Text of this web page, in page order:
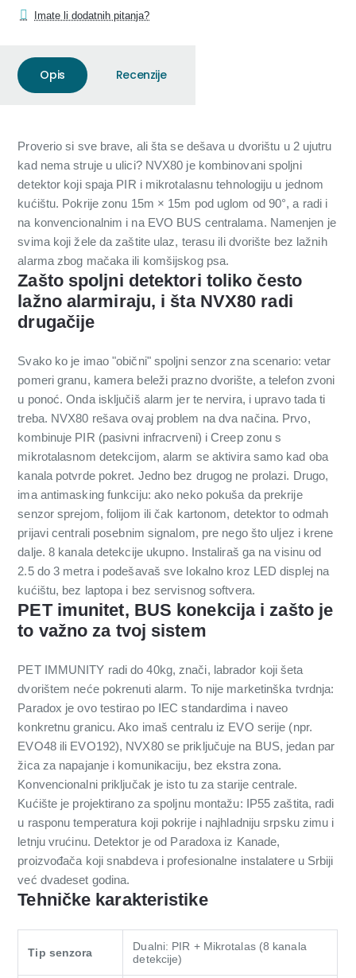
Imate li dodatnih pitanja?
Opis Recenzije
Proverio si sve brave, ali šta se dešava u dvorištu u 2 ujutru
kad nema struje u ulici? NVX80 je kombinovani spoljni
detektor koji spaja PIR i mikrotalasnu tehnologiju u jednom
kućištu. Pokrije zonu 15m × 15m pod uglom od 90°, a radi i
na konvencionalnim i na EVO BUS centralama. Namenjen je
svima koji žele da zaštite ulaz, terasu ili dvorište bez lažnih
alarma zbog mačaka ili komšijskog psa.
Zašto spoljni detektori toliko često
lažno alarmiraju, i šta NVX80 radi
drugačije
Svako ko je imao "obični" spoljni senzor zna scenario: vetar
pomeri granu, kamera beleži prazno dvorište, a telefon zvoni
u ponoć. Onda isključiš alarm jer te nervira, i upravo tada ti
treba. NVX80 rešava ovaj problem na dva načina. Prvo,
kombinuje PIR (pasivni infracrveni) i Creep zonu s
mikrotalasnom detekcijom, alarm se aktivira samo kad oba
kanala potvrde pokret. Jedno bez drugog ne prolazi. Drugo,
ima antimasking funkciju: ako neko pokuša da prekrije
senzor sprejom, folijom ili čak kartonom, detektor to odmah
prijavi centrali posebnim signalom, pre nego što uljez i krene
dalje. 8 kanala detekcije ukupno. Instaliraš ga na visinu od
2.5 do 3 metra i podešavaš sve lokalno kroz LED displej na
kućištu, bez laptopa i bez servisnog softvera.
PET imunitet, BUS konekcija i zašto je
to važno za tvoj sistem
PET IMMUNITY radi do 40kg, znači, labrador koji šeta
dvorištem neće pokrenuti alarm. To nije marketinška tvrdnja:
Paradox je ovo testirao po IEC standardima i naveo
konkretnu granicu. Ako imaš centralu iz EVO serije (npr.
EVO48 ili EVO192), NVX80 se priključuje na BUS, jedan par
žica za napajanje i komunikaciju, bez ekstra zona.
Konvencionalni priključak je isto tu za starije centrale.
Kućište je projektirano za spoljnu montažu: IP55 zaštita, radi
u rasponu temperatura koji pokrije i najhladniju srpsku zimu i
letnju vrućinu. Detektor je od Paradoxa iz Kanade,
proizvođača koji snabdeva i profesionalne instalatere u Srbiji
već dvadeset godina.
Tehničke karakteristike
Tip senzora
Dualni: PIR + Mikrotalas (8 kanala
detekcije)